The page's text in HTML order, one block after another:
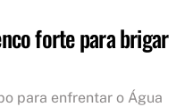
forte para brigar
para enfrentar o Água